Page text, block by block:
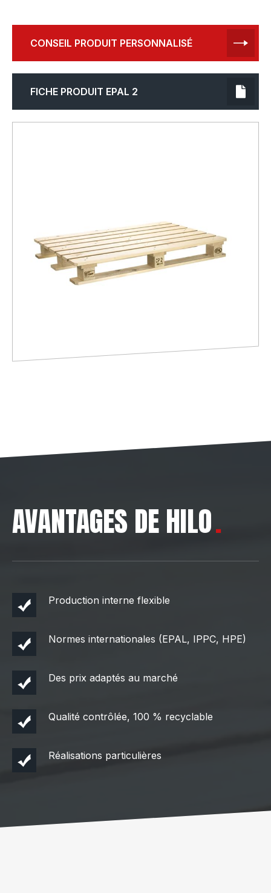
CONSEIL PRODUIT PERSONNALISÉ
FICHE PRODUIT EPAL 2
AVANTAGES DE HILO
Production interne flexible
Normes internationales (EPAL, IPPC, HPE)
Des prix adaptés au marché
Qualité contrôlée, 100 % recyclable
Réalisations particulières